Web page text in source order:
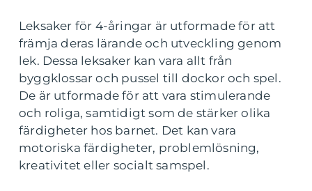
Leksaker för 4-åringar är utformade för att
främja deras lärande och utveckling genom
lek. Dessa leksaker kan vara allt från
byggklossar och pussel till dockor och spel.
De är utformade för att vara stimulerande
och roliga, samtidigt som de stärker olika
färdigheter hos barnet. Det kan vara
motoriska färdigheter, problemlösning,
kreativitet eller socialt samspel.